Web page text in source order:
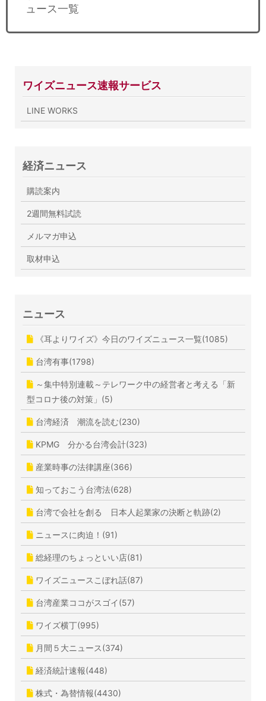
ュース一覧
ワイズニュース速報サービス
LINE WORKS
経済ニュース
購読案内
2週間無料試読
メルマガ申込
取材申込
ニュース
《耳よりワイズ》今日のワイズニュース一覧(1085)
台湾有事(1798)
～集中特別連載～テレワーク中の経営者と考える「新
型コロナ後の対策」(5)
台湾経済 潮流を読む(230)
KPMG 分かる台湾会計(323)
産業時事の法律講座(366)
知っておこう台湾法(628)
台湾で会社を創る 日本人起業家の決断と軌跡(2)
ニュースに肉迫！(91)
総経理のちょっといい店(81)
ワイズニュースこぼれ話(87)
台湾産業ココがスゴイ(57)
ワイズ横丁(995)
月間５大ニュース(374)
経済統計速報(448)
株式・為替情報(4430)